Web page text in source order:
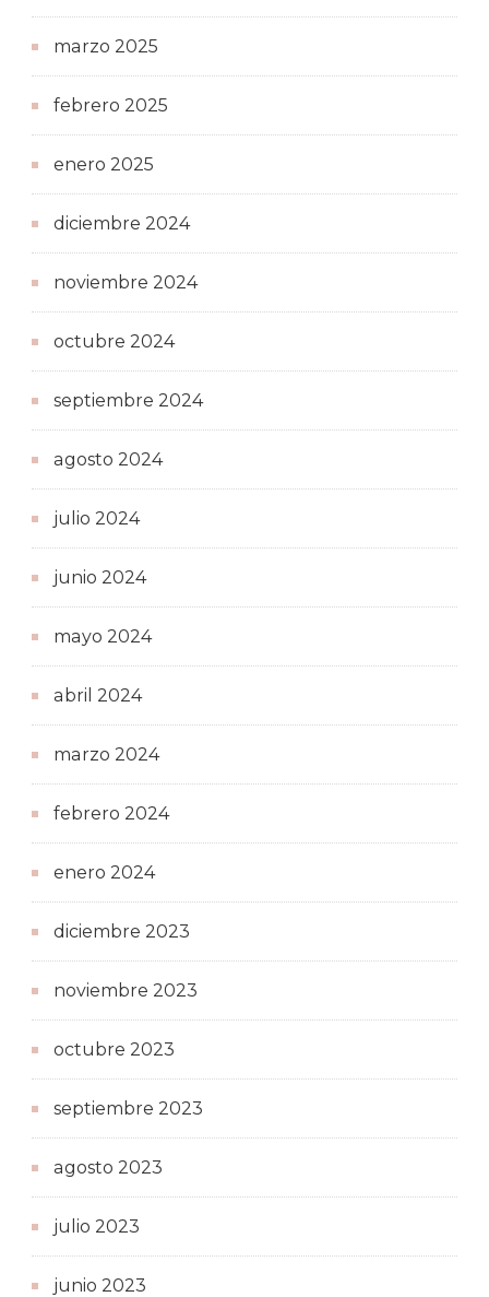
marzo 2025
febrero 2025
enero 2025
diciembre 2024
noviembre 2024
octubre 2024
septiembre 2024
agosto 2024
julio 2024
junio 2024
mayo 2024
abril 2024
marzo 2024
febrero 2024
enero 2024
diciembre 2023
noviembre 2023
octubre 2023
septiembre 2023
agosto 2023
julio 2023
junio 2023